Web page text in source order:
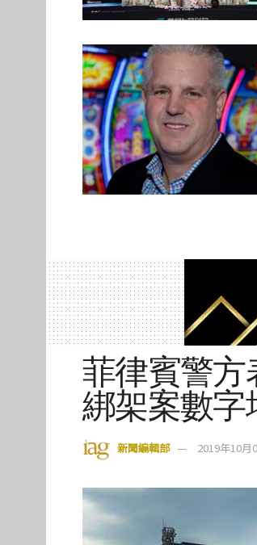
菲律賓警方
綁架案數
新聞編輯部 2019年10月